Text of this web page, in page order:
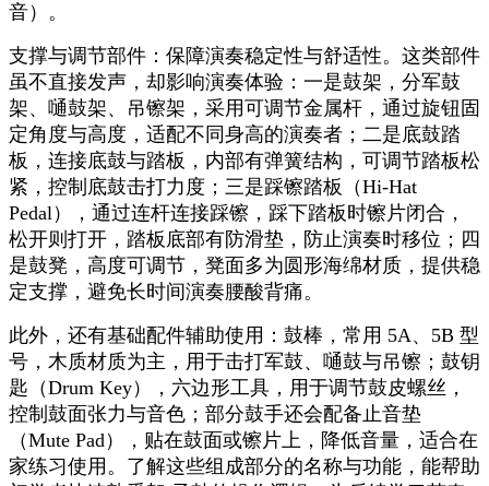
音）。
支撑与调节部件：保障演奏稳定性与舒适性。这类部件
虽不直接发声，却影响演奏体验：一是鼓架，分军鼓
架、嗵鼓架、吊镲架，采用可调节金属杆，通过旋钮固
定角度与高度，适配不同身高的演奏者；二是底鼓踏
板，连接底鼓与踏板，内部有弹簧结构，可调节踏板松
紧，控制底鼓击打力度；三是踩镲踏板（Hi-Hat
Pedal），通过连杆连接踩镲，踩下踏板时镲片闭合，
松开则打开，踏板底部有防滑垫，防止演奏时移位；四
是鼓凳，高度可调节，凳面多为圆形海绵材质，提供稳
定支撑，避免长时间演奏腰酸背痛。
此外，还有基础配件辅助使用：鼓棒，常用 5A、5B 型
号，木质材质为主，用于击打军鼓、嗵鼓与吊镲；鼓钥
匙（Drum Key），六边形工具，用于调节鼓皮螺丝，
控制鼓面张力与音色；部分鼓手还会配备止音垫
（Mute Pad），贴在鼓面或镲片上，降低音量，适合在
家练习使用。了解这些组成部分的名称与功能，能帮助